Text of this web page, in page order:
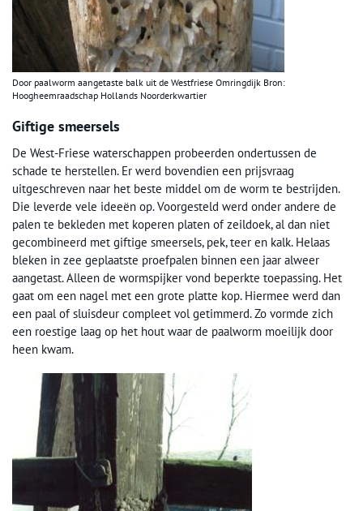
Door paalworm aangetaste balk uit de Westfriese Omringdijk Bron:
Hoogheemraadschap Hollands Noorderkwartier
Giftige smeersels
De West-Friese waterschappen probeerden ondertussen de
schade te herstellen. Er werd bovendien een prijsvraag
uitgeschreven naar het beste middel om de worm te bestrijden.
Die leverde vele ideeën op. Voorgesteld werd onder andere de
palen te bekleden met koperen platen of zeildoek, al dan niet
gecombineerd met giftige smeersels, pek, teer en kalk. Helaas
bleken in zee geplaatste proefpalen binnen een jaar alweer
aangetast. Alleen de wormspijker vond beperkte toepassing. Het
gaat om een nagel met een grote platte kop. Hiermee werd dan
een paal of sluisdeur compleet vol getimmerd. Zo vormde zich
een roestige laag op het hout waar de paalworm moeilijk door
heen kwam.